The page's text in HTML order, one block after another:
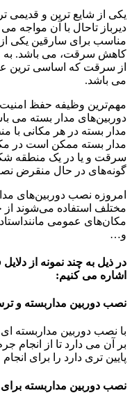
یکی از شایع ترین و
دیرباز تاحال با آن مواجه
مناسب برای سارقین یکی
کاهش سرقت، می باشد. به
از سرقت که اساسی ترین
می باشد.
مهم‌ترین وظیفه حفظ
دوربین‌های مدار بسته می
مدار بسته در هر مکانی
مدار بسته ممکن است در
سرقت و یا در یک منطقه
گونه‌های در حال منقرض
امروزه نصب دوربین‌های
مختلف استفاده می‌شوند از
مکان‌های عمومی
و…
در ذیل به چند نمونه از
اشاره می کنیم:
نصب دوربین مداربسته و
با نصب دوربین مداربسته
بر آن می دارد تا از انجام
پایین تری دارد را برای
نصب دوربین مداربسته